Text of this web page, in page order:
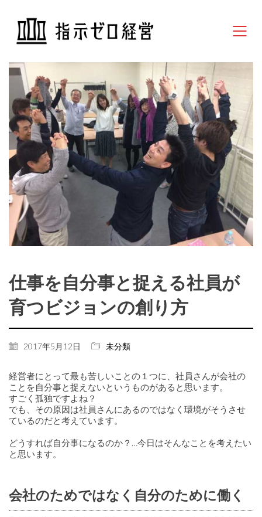
仕事を自分事と捉える社員が
育つビジョンの創り方
2017年5月12日 未分類
経営者にとって最も苦しいことの１つに、社員さんが会社の
ことを自分事と捉えないというものがあると思います。
すごく孤独ですよね？
でも、その原因は社員さんにあるのではなく環境がそうさせ
ているのだと考えています。
どうすれば自分事になるのか？…今日はそんなことを考えたい
と思います。
会社のためではなく自分のために働く